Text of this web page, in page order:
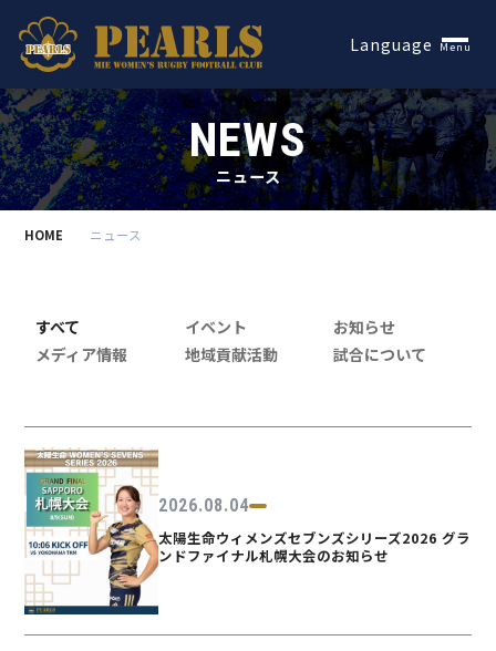
Language Menu
NEWS
ニュース
HOME ニュース
すべて イベント
お知らせ
メディア情報
地域貢献活動 試合について
2026.08.04
太陽生命ウィメンズセブンズシリーズ2026 グラ
ンドファイナル札幌大会のお知らせ